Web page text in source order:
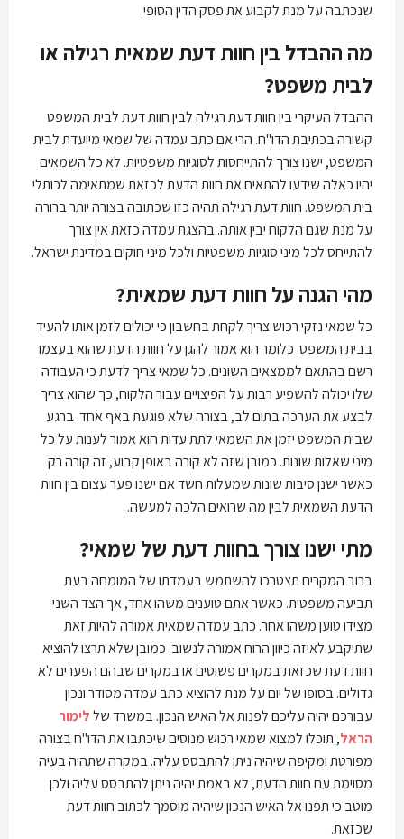
שנכתבה על מנת לקבוע את פסק הדין הסופי.
מה ההבדל בין חוות דעת שמאית רגילה או
לבית משפט?
ההבדל העיקרי בין חוות דעת רגילה לבין חוות דעת לבית המשפט
קשורה בכתיבת הדו"ח. הרי אם כתב עמדה של שמאי מיועדת לבית
המשפט, ישנו צורך להתייחסות לסוגיות משפטיות. לא כל השמאים
יהיו כאלה שידעו להתאים את חוות הדעת לכזאת שמתאימה לכותלי
בית המשפט. חוות דעת רגילה תהיה כזו שכתובה בצורה יותר ברורה
על מנת שגם הלקוח יבין אותה. בהצגת עמדה כזאת אין צורך
להתייחס לכל מיני סוגיות משפטיות ולכל מיני חוקים במדינת ישראל.
מהי הגנה על חוות דעת שמאית?
כל שמאי נזקי רכוש צריך לקחת בחשבון כי יכולים לזמן אותו להעיד
בבית המשפט. כלומר הוא אמור להגן על חוות הדעת שהוא בעצמו
רשם בהתאם לממצאים השונים. כל שמאי צריך לדעת כי העבודה
שלו יכולה להשפיע רבות על הפיצויים עבור הלקוח, כך שהוא צריך
לבצע את הערכה בתום לב, בצורה שלא פוגעת באף אחד. ברגע
שבית המשפט יזמן את השמאי לתת עדות הוא אמור לענות על כל
מיני שאלות שונות. כמובן שזה לא קורה באופן קבוע, זה קורה רק
כאשר ישנן סיבות שונות שמעלות חשד אם ישנו פער עצום בין חוות
הדעת השמאית לבין מה שרואים הלכה למעשה.
מתי ישנו צורך בחוות דעת של שמאי?
ברוב המקרים תצטרכו להשתמש בעמדתו של המומחה בעת
תביעה משפטית. כאשר אתם טוענים משהו אחד, אך הצד השני
מצידו טוען משהו אחר. כתב עמדה שמאית אמורה להיות זאת
שתיקבע לאיזה כיוון הרוח אמורה לנשוב. כמובן שלא תרצו להוציא
חוות דעת שכזאת במקרים פשוטים או במקרים שבהם הפערים לא
גדולים. בסופו של יום על מנת להוציא כתב עמדה מסודר ונכון
עבורכם יהיה עליכם לפנות אל האיש הנכון. במשרד שללימור
הראל, תוכלו למצוא שמאי רכוש מנוסים שיכתבו את הדו"ח בצורה
מפורטת ומקיפה שיהיה ניתן להתבסס עליה. במקרה שתהיה בעיה
מסוימת עם חוות הדעת, לא באמת יהיה ניתן להתבסס עליה ולכן
מוטב כי תפנו אל האיש הנכון שיהיה מוסמך לכתוב חוות דעת
שכזאת.